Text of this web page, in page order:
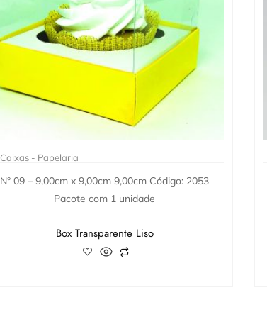
Caixas - Papelaria
N° 09 – 9,00cm x 9,00cm 9,00cm Código: 2053
Pacote com 1 unidade
Box Transparente Liso